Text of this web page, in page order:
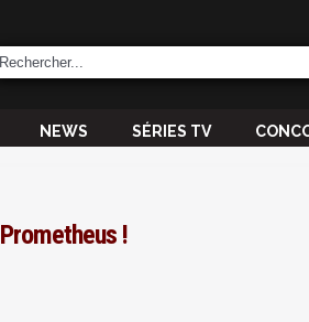
NEWS SÉRIES TV
!